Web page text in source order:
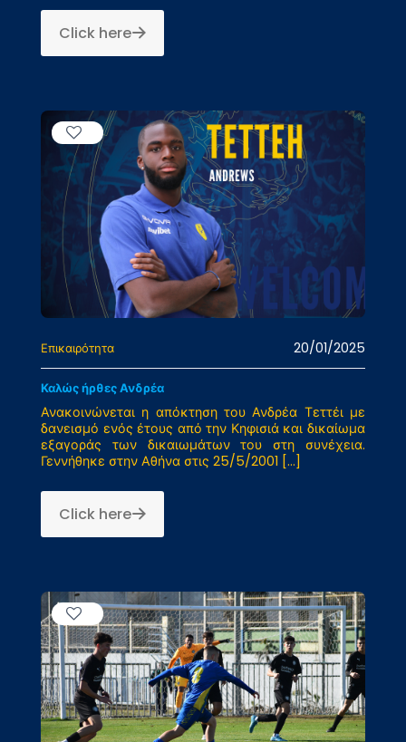
Click here
Επικαιρότητα 20/01/2025
Καλώς ήρθες Ανδρέα
Ανακοινώνεται η απόκτηση του Ανδρέα Τεττέι με
δανεισμό ενός έτους από την Κηφισιά και δικαίωμα
εξαγοράς των δικαιωμάτων του στη συνέχεια.
Γεννήθηκε στην Αθήνα στις 25/5/2001 […]
Click here